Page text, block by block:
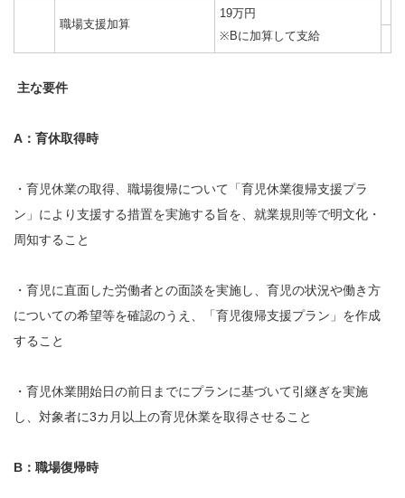
職場支援加算
19万円
※Bに加算して支給
主な要件
A：育休取得時
・育児休業の取得、職場復帰について「育児休業復帰支援プラ
ン」により支援する措置を実施する旨を、就業規則等で明文化・
周知すること
・育児に直面した労働者との面談を実施し、育児の状況や働き方
についての希望等を確認のうえ、「育児復帰支援プラン」を作成
すること
・育児休業開始日の前日までにプランに基づいて引継ぎを実施
し、対象者に3カ月以上の育児休業を取得させること
B：職場復帰時